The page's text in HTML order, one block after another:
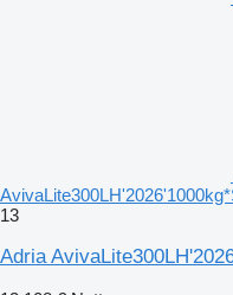
13
Adria